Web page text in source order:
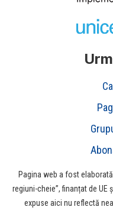
Pagina web a fost
regiuni-cheie”, finanțat de UE
expuse aici nu reflectă